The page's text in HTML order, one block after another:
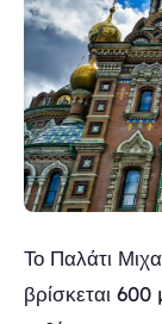
Το Παλάτι
βρίσκεται